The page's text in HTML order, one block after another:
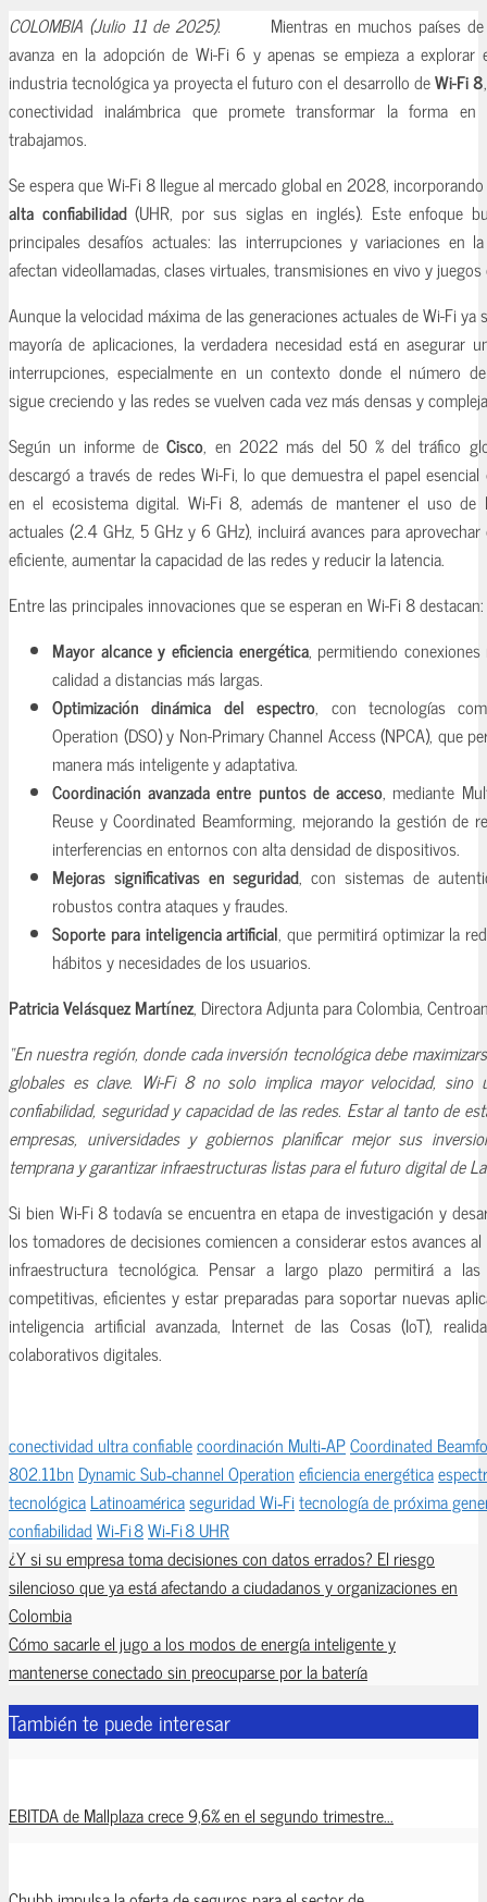
COLOMBIA (Julio 11 de 2025). Mientras en muchos países
avanza en la adopción de Wi-Fi 6 y apenas se empieza a explorar
industria tecnológica ya proyecta el futuro con el desarrollo deWi-Fi 8
conectividad inalámbrica que promete transformar la forma
trabajamos.
Se espera que Wi-Fi 8 llegue al mercado global en 2028,
alta confiabilidad(UHR, por sus siglas en inglés). Este enfoque
principales desafíos actuales: las interrupciones y variaciones en
afectan videollamadas, clases virtuales, transmisiones en vivo y juegos
Aunque la velocidad máxima de las generaciones actuales de Wi-Fi ya
mayoría de aplicaciones, la verdadera necesidad está en asegurar
interrupciones, especialmente en un contexto donde el número
sigue creciendo y las redes se vuelven cada vez más densas y
Según un informe de Cisco, en 2022 más del 50 % del tráfico
descargó a través de redes Wi-Fi, lo que demuestra el papel
en el ecosistema digital. Wi-Fi 8, además de mantener el uso de
actuales (2.4 GHz, 5 GHz y 6 GHz), incluirá avances para
eficiente, aumentar la capacidad de las redes y reducir la latencia.
Entre las principales innovaciones que se esperan en Wi-Fi 8 destacan:
Mayor alcance y eficiencia energética, permitiendo
calidad a distancias más largas.
Optimización dinámica del espectro, con tecnologías
Operation (DSO) y Non-Primary Channel Access (NPCA), que
manera más inteligente y adaptativa.
Coordinación avanzada entre puntos de acceso, mediante
Reuse y Coordinated Beamforming, mejorando la gestión de
interferencias en entornos con alta densidad de dispositivos.
Mejoras significativas en seguridad, con sistemas de
robustos contra ataques y fraudes.
Soporte para inteligencia artificial, que permitirá optimizar la
hábitos y necesidades de los usuarios.
Patricia Velásquez Martínez, Directora Adjunta para Colombia,
“En nuestra región, donde cada inversión tecnológica debe
globales es clave. Wi-Fi 8 no solo implica mayor velocidad, sino
confiabilidad, seguridad y capacidad de las redes. Estar al tanto de
empresas, universidades y gobiernos planificar mejor sus
temprana y garantizar infraestructuras listas para el futuro digital de
Si bien Wi-Fi 8 todavía se encuentra en etapa de investigación y
los tomadores de decisiones comiencen a considerar estos avances
infraestructura tecnológica. Pensar a largo plazo permitirá a
competitivas, eficientes y estar preparadas para soportar nuevas
inteligencia artificial avanzada, Internet de las Cosas (IoT),
colaborativos digitales.
conectividad ultra confiablecoordinación Multi‑APCoordinated
802.11bn Dynamic Sub‑channel Operationeficiencia energética
tecnológicaLatinoaméricaseguridad Wi‑Fitecnología de próxima
confiabilidadWi‑Fi 8Wi‑Fi 8 UHR
¿Y si su empresa toma decisiones con datos errados? El riesgo
silencioso que ya está afectando a ciudadanos y organizaciones en
Colombia
Cómo sacarle el jugo a los modos de energía inteligente y
mantenerse conectado sin preocuparse por la batería
También te puede interesar
EBITDA de Mallplaza crece 9,6% en el segundo trimestre...